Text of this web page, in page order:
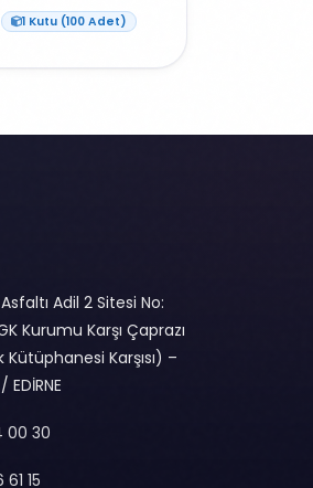
1 Kutu (100 Adet)
Adil 2 Sitesi No:
Kurumu Karşı Çaprazı
Kütüphanesi Karşısı) –
EDİRNE
00 30
15